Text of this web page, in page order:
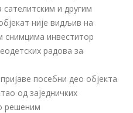
и другим
није видљив на
снимцима инвеститор
радова за
посебни део објекта
од заједничких
решеним